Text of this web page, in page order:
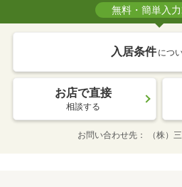
無料・簡単入
入居条件 につ
お店で直接
相談する
お問い合わせ先 （株）